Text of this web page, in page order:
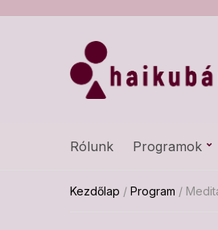
Rólunk Programok
Kezdőlap / Program /